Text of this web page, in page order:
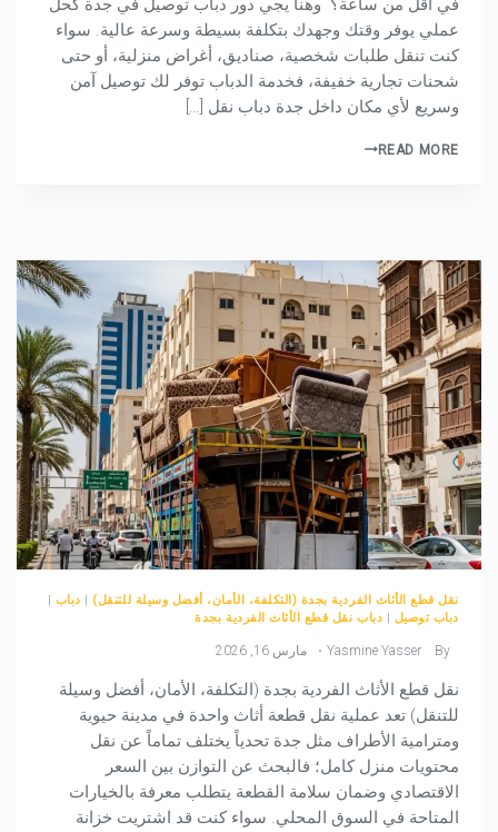
عملي يوفر وقتك وجهدك بتكلفة بسيطة وسرعة عالية. سواء
كنت تنقل طلبات شخصية، صناديق، أغراض منزلية، أو حتى
شحنات تجارية خفيفة، فخدمة الدباب توفر لك توصيل آمن
وسريع لأي مكان داخل جدة دباب نقل […]
READ MORE
نقل قطع الأثاث الفردية بجدة (التكلفة، الأمان، أفضل وسيلة للتنقل) دباب
دباب توصيل
دباب نقل قطع الأثاث الفردية بجدة
By
Yasmine Yasser مارس 16, 2026
نقل قطع الأثاث الفردية بجدة (التكلفة، الأمان، أفضل وسيلة
للتنقل) تعد عملية نقل قطعة أثاث واحدة في مدينة حيوية
ومترامية الأطراف مثل جدة تحدياً يختلف تماماً عن نقل
محتويات منزل كامل؛ فالبحث عن التوازن بين السعر
الاقتصادي وضمان سلامة القطعة يتطلب معرفة بالخيارات
المتاحة في السوق المحلي. سواء كنت قد اشتريت خزانة